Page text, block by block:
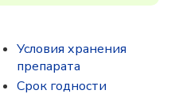
Условия хранения
препарата
Срок годности